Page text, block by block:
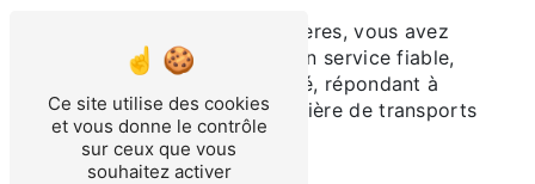
Avec Transports Caudron Frères, vous avez
l'assurance de bénéficier d'un service fiable,
professionnel et personnalisé, répondant à
toutes vos exigences en matière de transports
routiers à Meaux.
Ce site utilise des cookies
et vous donne le contrôle
sur ceux que vous
souhaitez activer